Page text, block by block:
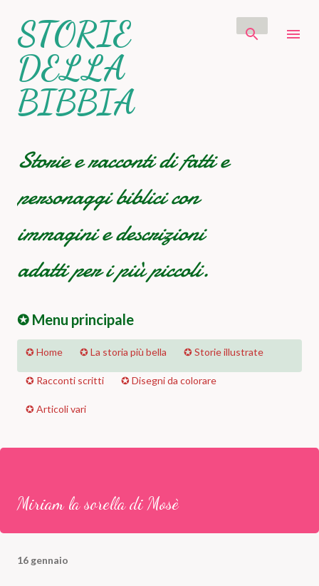
Passa ai contenuti principali
STORIE
DELLA
BIBBIA
Storie e racconti di fatti e
personaggi biblici con
immagini e descrizioni
adatti per i più piccoli.
✪ Menu principale
✪ Home ✪ La storia più bella ✪ Storie illustrate
✪ Racconti scritti ✪ Disegni da colorare
✪ Articoli vari
Miriam la sorella di Mosè
16 gennaio